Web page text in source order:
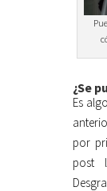
¿Se
Es
por
post